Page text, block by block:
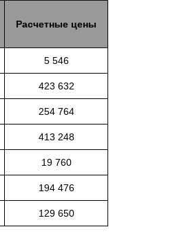
Расчетные цены
5 546
423 632
254 764
413 248
19 760
194 476
129 650